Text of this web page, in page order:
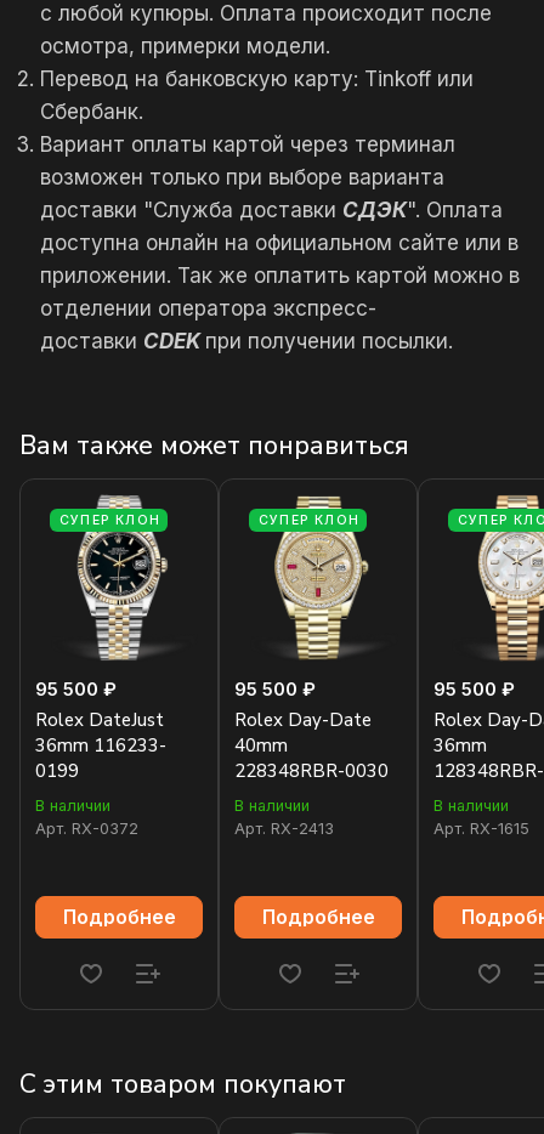
с любой купюры. Оплата происходит после
осмотра, примерки модели.
Перевод на банковскую карту: Tinkoff или
Сбербанк.
Вариант оплаты картой через терминал
возможен только при выборе варианта
доставки "Служба доставки СДЭК". Оплата
доступна онлайн на официальном сайте или в
приложении. Так же оплатить картой можно в
отделении оператора экспресс-
доставки CDEK при получении посылки.
Вам также может понравиться
СУПЕР КЛОН
95 500 ₽
Rolex DateJust
36mm 116233-
0199
В наличии
Арт. RX-0372
Подробнее
СУПЕР КЛОН
95 500 ₽
Rolex Day-Date
40mm
228348RBR-0030
В наличии
Арт. RX-2413
Подробнее
СУПЕР
95 500 ₽
Rolex Day-
36mm
В наличии
Арт. RX-1615
С этим товаром покупают